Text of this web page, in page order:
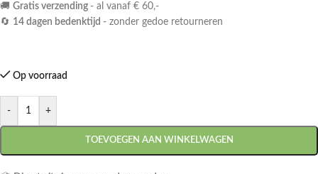
🚚 Gratis verzending - al vanaf € 60,-
🔄 14 dagen bedenktijd - zonder gedoe retourneren
Op voorraad
- +
TOEVOEGEN AAN WINKELWAGEN